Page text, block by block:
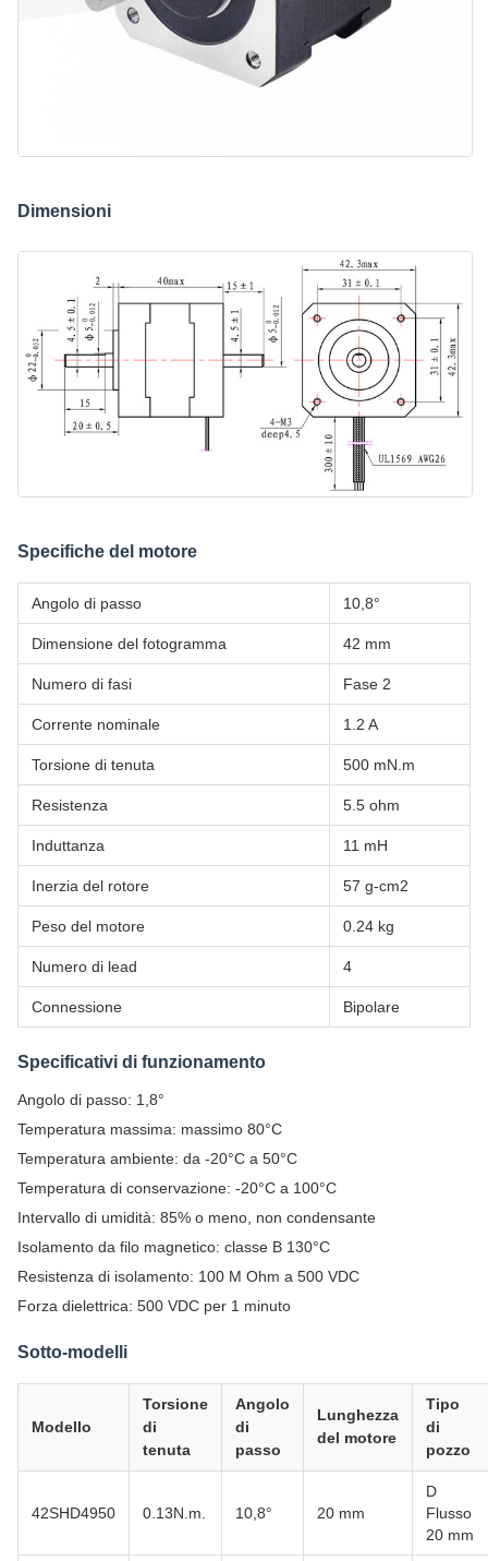
Dimensioni
Specifiche del motore
Angolo di passo 10,8°
Dimensione del fotogramma 42 mm
Numero di fasi Fase 2
Corrente nominale 1.2 A
Torsione di tenuta 500 mN.m
Resistenza 5.5 ohm
Induttanza 11 mH
Inerzia del rotore 57 g-cm2
Peso del motore 0.24 kg
Numero di lead 4
Connessione Bipolare
Specificativi di funzionamento
Angolo di passo: 1,8°
Temperatura massima: massimo 80°C
Temperatura ambiente: da -20°C a 50°C
Temperatura di conservazione: -20°C a 100°C
Intervallo di umidità: 85% o meno, non condensante
Isolamento da filo magnetico: classe B 130°C
Resistenza di isolamento: 100 M Ohm a 500 VDC
Forza dielettrica: 500 VDC per 1 minuto
Sotto-modelli
Modello
Torsione
di
tenuta
Angolo
di
passo
Lunghezza
del motore
Tipo
di
pozzo
42SHD4950 0.13N.m. 10,8° 20 mm
D
Flusso
20 mm